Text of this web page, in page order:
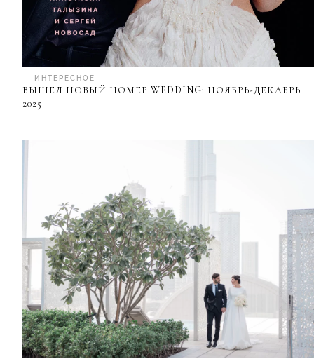
— ИНТЕРЕСНОЕ
ВЫШЕЛ НОВЫЙ НОМЕР WEDDING: НОЯБРЬ-ДЕКАБРЬ
2025